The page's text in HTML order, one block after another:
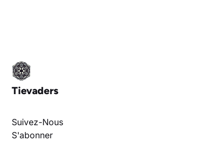
Tievaders
Suivez-Nous
S'abonner